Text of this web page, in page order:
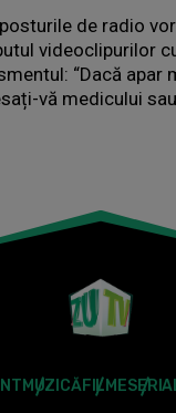
de radio
videoclipurilor
“Dacă apar
vă medicului
MUZICĂFILME